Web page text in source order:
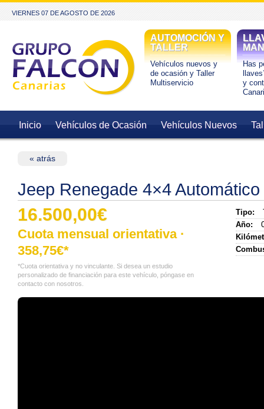
VIERNES 07 DE AGOSTO DE 2026
AUTOMOCIÓN Y
TALLER
Vehículos nuevos y
de ocasión y Taller
Multiservicio
Has
y
Inicio Vehículos de Ocasión Vehículos Nuevos
« atrás
Jeep Renegade 4×4
Tipo:
Año:
16.500,00€
Cuota mensual orientativa ·
358,75€*
*Cuota orientativa y no vinculante. Si desea un estudio
personalizado de financiación para este vehículo, póngase en
contacto con nosotros.